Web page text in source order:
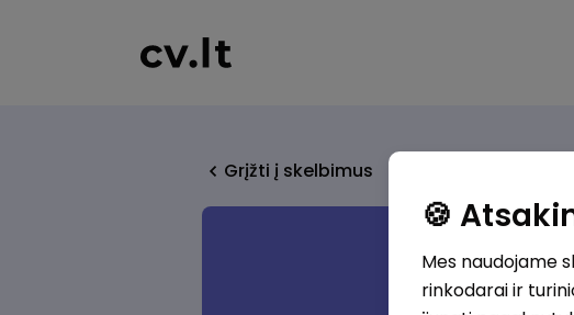
Grįžti į skelbimus
🍪
Mes naudojame
rinkodarai ir